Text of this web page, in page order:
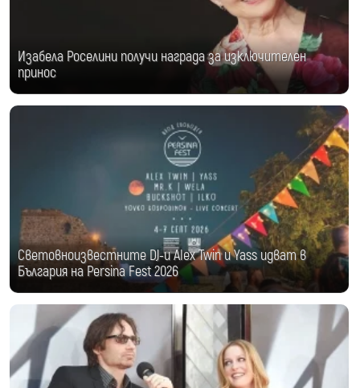
Изабела Роселини получи награда за изключителен
принос
Световноизвестните DJ-и Alex Twin и Yass идват в
България на Persina Fest 2026